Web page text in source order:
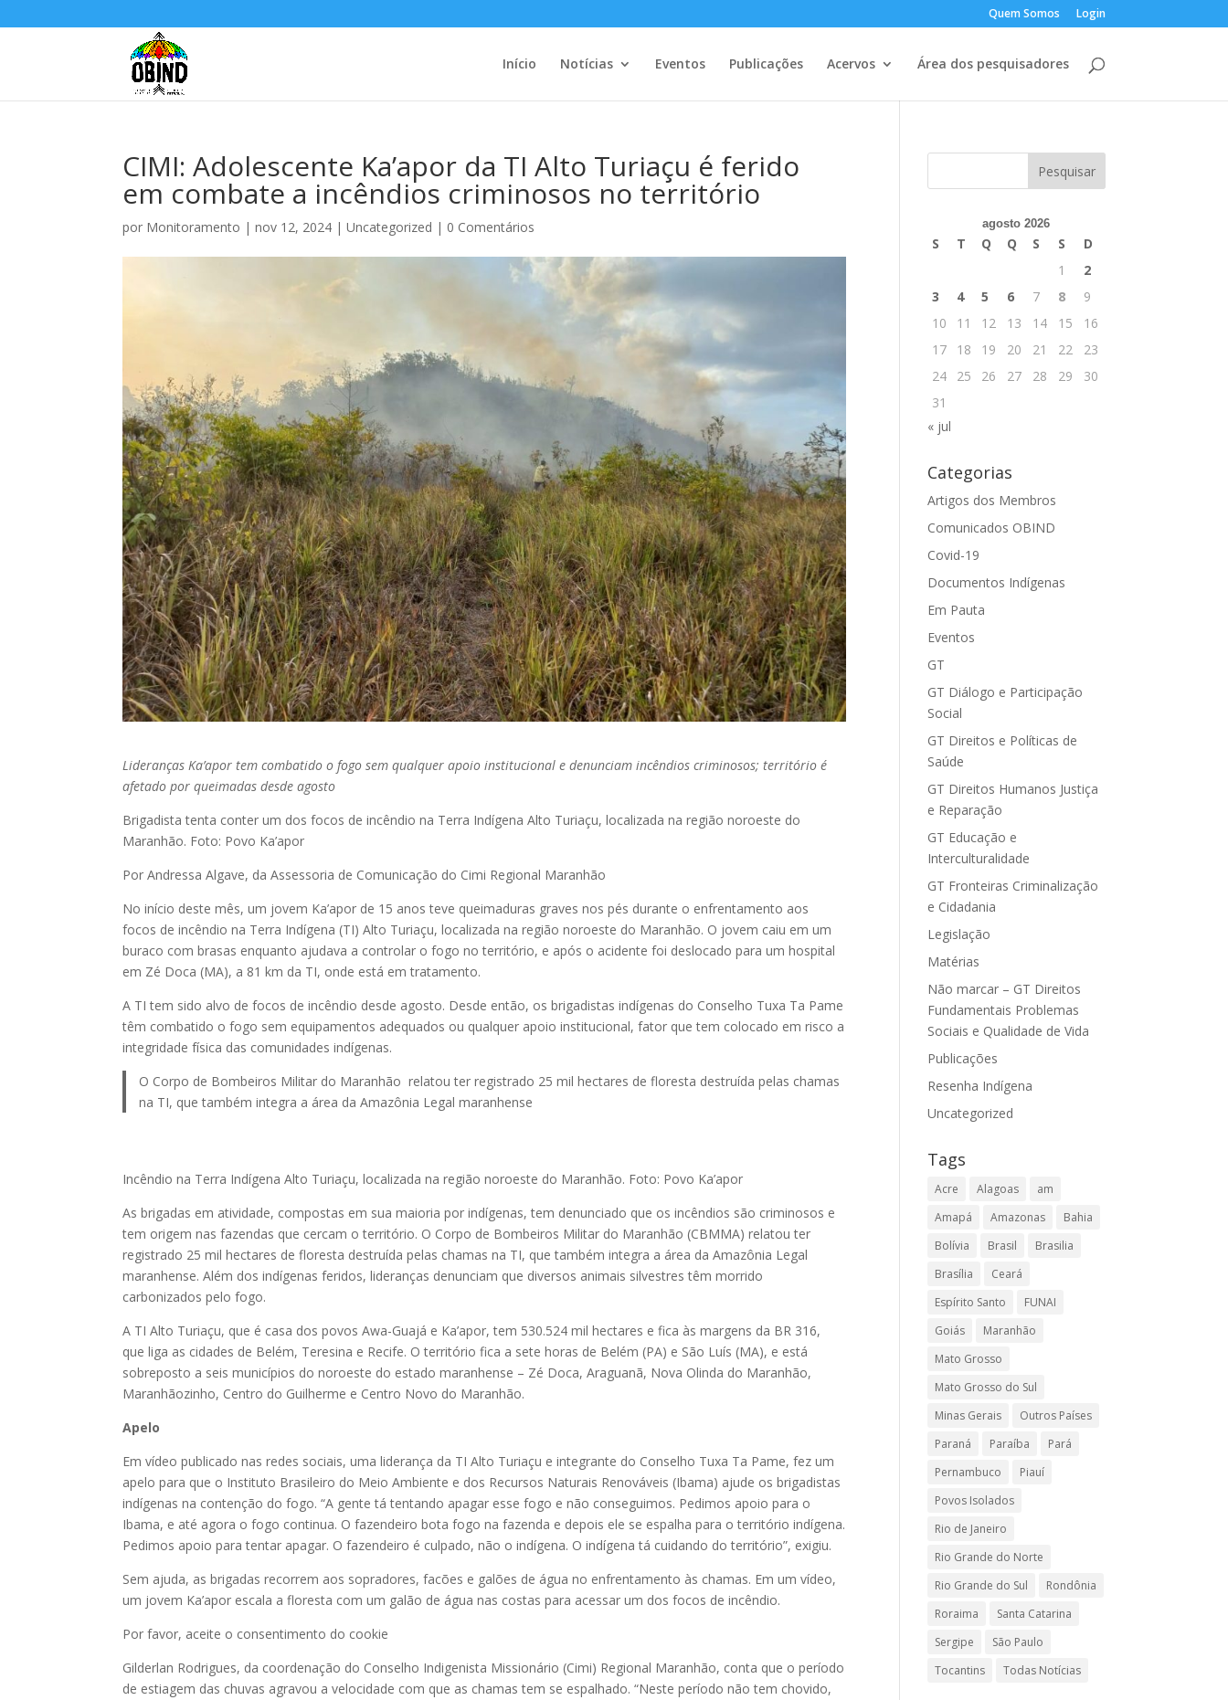
Quem Somos Login
Início Notícias Eventos Publicações Acervos Área dos pesquisadores
CIMI: Adolescente Ka’apor da TI Alto Turiaçu é ferido
em combate a incêndios criminosos no território
por Monitoramento |nov 12, 2024 |Uncategorized | 0 Comentários
Lideranças Ka’apor tem combatido o fogo sem qualquer apoio institucional e denunciam incêndios criminosos; território é
afetado por queimadas desde agosto
Brigadista tenta conter um dos focos de incêndio na Terra Indígena Alto Turiaçu, localizada na região noroeste do
Maranhão. Foto: Povo Ka’apor
Por Andressa Algave, da Assessoria de Comunicação do Cimi Regional Maranhão
No início deste mês, um jovem Ka’apor de 15 anos teve queimaduras graves nos pés durante o enfrentamento aos
focos de incêndio na Terra Indígena (TI) Alto Turiaçu, localizada na região noroeste do Maranhão. O jovem caiu em um
buraco com brasas enquanto ajudava a controlar o fogo no território, e após o acidente foi deslocado para um hospital
em Zé Doca (MA), a 81 km da TI, onde está em tratamento.
A TI tem sido alvo de focos de incêndio desde agosto. Desde então, os brigadistas indígenas do Conselho Tuxa Ta Pame
têm combatido o fogo sem equipamentos adequados ou qualquer apoio institucional, fator que tem colocado em risco a
integridade física das comunidades indígenas.
O Corpo de Bombeiros Militar do Maranhão relatou ter registrado 25 mil hectares de floresta destruída pelas chamas
na TI, que também integra a área da Amazônia Legal maranhense
Incêndio na Terra Indígena Alto Turiaçu, localizada na região noroeste do Maranhão. Foto: Povo Ka’apor
As brigadas em atividade, compostas em sua maioria por indígenas, tem denunciado que os incêndios são criminosos e
tem origem nas fazendas que cercam o território. O Corpo de Bombeiros Militar do Maranhão (CBMMA) relatou ter
registrado 25 mil hectares de floresta destruída pelas chamas na TI, que também integra a área da Amazônia Legal
maranhense. Além dos indígenas feridos, lideranças denunciam que diversos animais silvestres têm morrido
carbonizados pelo fogo.
A TI Alto Turiaçu, que é casa dos povos Awa-Guajá e Ka’apor, tem 530.524 mil hectares e fica às margens da BR 316,
que liga as cidades de Belém, Teresina e Recife. O território fica a sete horas de Belém (PA) e São Luís (MA), e está
sobreposto a seis municípios do noroeste do estado maranhense – Zé Doca, Araguanã, Nova Olinda do Maranhão,
Maranhãozinho, Centro do Guilherme e Centro Novo do Maranhão.
Apelo
Em vídeo publicado nas redes sociais, uma liderança da TI Alto Turiaçu e integrante do Conselho Tuxa Ta Pame, fez um
apelo para que o Instituto Brasileiro do Meio Ambiente e dos Recursos Naturais Renováveis (Ibama) ajude os brigadistas
indígenas na contenção do fogo. “A gente tá tentando apagar esse fogo e não conseguimos. Pedimos apoio para o
Ibama, e até agora o fogo continua. O fazendeiro bota fogo na fazenda e depois ele se espalha para o território indígena.
Pedimos apoio para tentar apagar. O fazendeiro é culpado, não o indígena. O indígena tá cuidando do território”, exigiu.
Sem ajuda, as brigadas recorrem aos sopradores, facões e galões de água no enfrentamento às chamas. Em um vídeo,
um jovem Ka’apor escala a floresta com um galão de água nas costas para acessar um dos focos de incêndio.
Por favor, aceite o consentimento do cookie
Gilderlan Rodrigues, da coordenação do Conselho Indigenista Missionário (Cimi) Regional Maranhão, conta que o período
de estiagem das chuvas agravou a velocidade com que as chamas tem se espalhado. “Neste período não tem chovido,
agosto 2026
S T Q Q S S
D
1
2
3
4 5 6 7 8
9
10
11 12 13 14 15
16
17
18 19 20 21 22
23
24
25 26 27 28 29
30
31
« jul
Categorias
Artigos dos Membros
Comunicados OBIND
Covid-19
Documentos Indígenas
Em Pauta
Eventos
GT
GT Diálogo e Participação
Social
GT Direitos e Políticas de
Saúde
GT Direitos Humanos Justiça
e Reparação
GT Educação e
Interculturalidade
GT Fronteiras Criminalização
e Cidadania
Legislação
Matérias
Não marcar – GT Direitos
Fundamentais Problemas
Sociais e Qualidade de Vida
Publicações
Resenha Indígena
Uncategorized
Tags
Acre Alagoas
am
Amapá
Amazonas
Bahia
Bolívia
Brasil
Brasilia
Brasília
Ceará
Espírito Santo
FUNAI
Goiás
Maranhão
Mato Grosso
Mato Grosso do Sul
Minas Gerais
Outros Países
Paraná
Paraíba
Pará
Pernambuco
Piauí
Povos Isolados
Rio de Janeiro
Rio Grande do Norte
Rio Grande do Sul
Rondônia
Roraima
Santa Catarina
Sergipe
São Paulo
Tocantins
Todas Notícias